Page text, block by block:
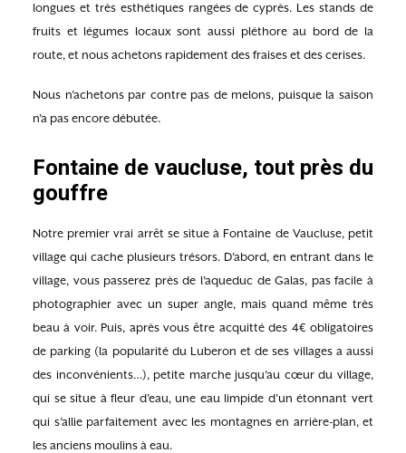
longues et très esthétiques rangées de cyprès. Les stands de
fruits et légumes locaux sont aussi pléthore au bord de la
route, et nous achetons rapidement des fraises et des cerises.
Nous n’achetons par contre pas de melons, puisque la saison
n’a pas encore débutée.
Fontaine de vaucluse, tout près du
gouffre
Notre premier vrai arrêt se situe à Fontaine de Vaucluse, petit
village qui cache plusieurs trésors. D’abord, en entrant dans le
village, vous passerez près de l’aqueduc de Galas, pas facile à
photographier avec un super angle, mais quand même très
beau à voir. Puis, après vous être acquitté des 4€ obligatoires
de parking (la popularité du Luberon et de ses villages a aussi
des inconvénients…), petite marche jusqu’au cœur du village,
qui se situe à fleur d’eau, une eau limpide d’un étonnant vert
qui s’allie parfaitement avec les montagnes en arrière-plan, et
les anciens moulins à eau.